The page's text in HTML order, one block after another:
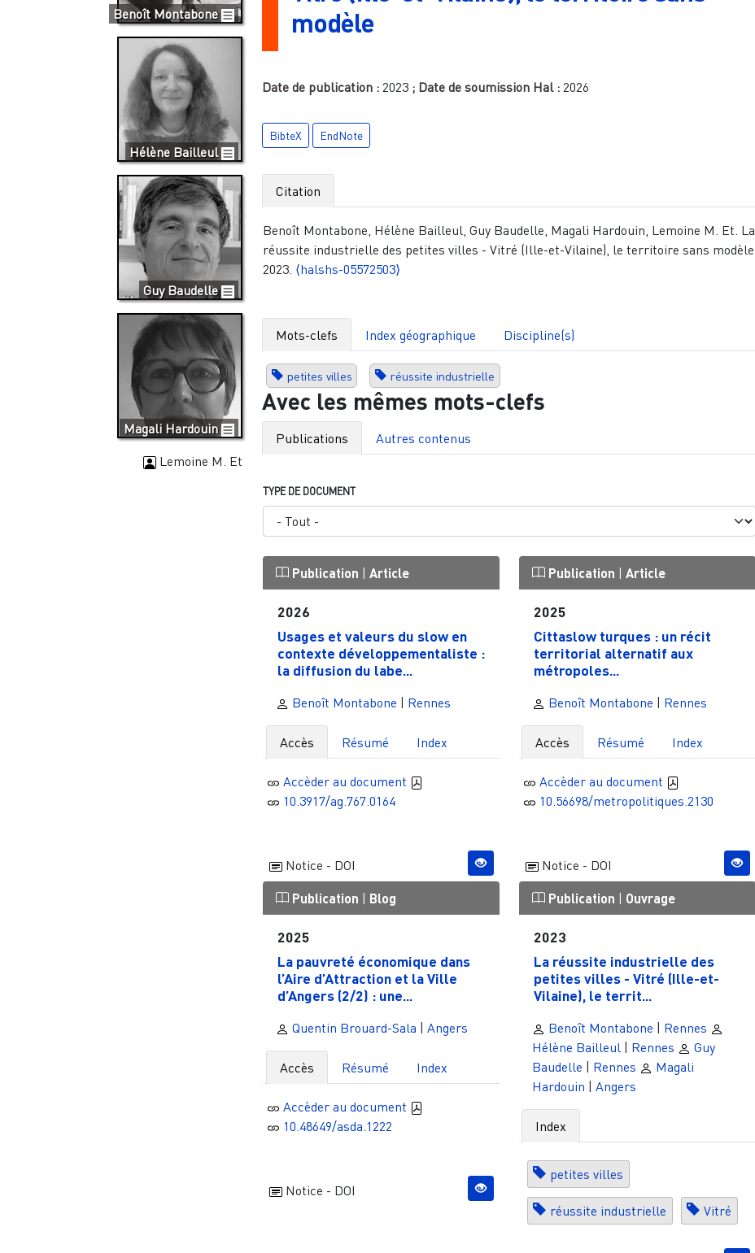
Benoît Montabone
Hélène Bailleul
Guy Baudelle
Magali Hardouin
Lemoine M. Et
modèle
Date de publication : 2023 ; Date de soumission Hal : 2026
BibteX EndNote
Citation
Benoît Montabone, Hélène Bailleul, Guy Baudelle, Magali Hardouin, Lemoine M. Et. La
réussite industrielle des petites villes - Vitré (Ille-et-Vilaine), le territoire sans modèle.
2023. ⟨halshs-05572503⟩
Mots-clefs Index géographique Discipline(s)
petites villes réussite industrielle
Avec les mêmes mots-clefs
Publications Autres contenus
TYPE DE DOCUMENT
Publication |Article
2026
Usages et valeurs du slow en
contexte développementaliste :
la diffusion du labe...
Benoît Montabone | Rennes
Accès Résumé Index
Accèder au document
10.3917/ag.767.0164
Notice - DOI
Publication |Article
2025
Cittaslow turques : un récit
territorial alternatif aux
métropoles...
Benoît Montabone | Rennes
Accès Résumé Index
Accèder au document
10.56698/metropolitiques.2130
Notice - DOI
Publication | Blog
2025
La pauvreté économique dans
l’Aire d’Attraction et la Ville
d’Angers (2/2) : une...
Quentin Brouard-Sala |Angers
Accès Résumé Index
Accèder au document
10.48649/asda.1222
Notice - DOI
Publication | Ouvrage
2023
La réussite industrielle des
petites villes - Vitré (Ille-et-
Vilaine), le territ...
Benoît Montabone | Rennes
Hélène Bailleul | Rennes
Guy
Baudelle | Rennes
Magali
Hardouin |Angers
Index
petites villes
réussite industrielle Vitré